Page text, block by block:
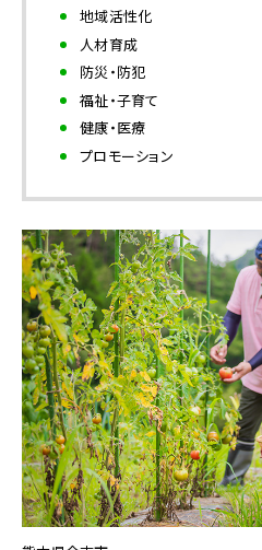
地域活性化
人材育成
防災・防犯
福祉・子育て
健康・医療
プロモーション